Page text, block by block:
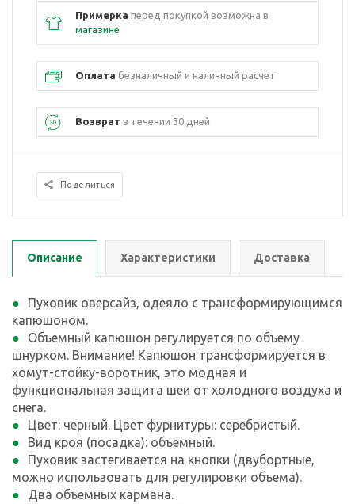
Примерка перед покупкой возможна в
магазине
Оплата безналичный и наличный расчет
Возврат в течении 30 дней
Поделиться
Описание Характеристики Доставка
Пуховик оверсайз, одеяло с трансформирующимся
капюшоном.
Объемный капюшон регулируется по объему
шнурком. Внимание! Капюшон трансформируется в
хомут-стойку-воротник, это модная и
функциональная защита шеи от холодного воздуха и
снега.
Цвет: черный. Цвет фурнитуры: серебристый.
Вид кроя (посадка): объемный.
Пуховик застегивается на кнопки (двубортные,
можно использовать для регулировки объема).
Два объемных кармана.